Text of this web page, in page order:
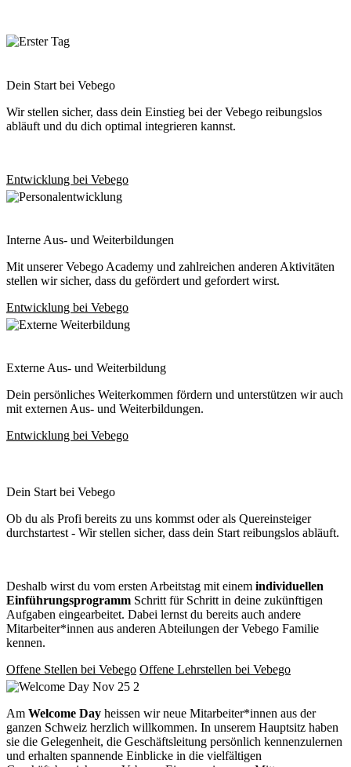
Dein Start bei Vebego
Wir stellen sicher, dass dein Einstieg bei der Vebego reibungslos
abläuft und du dich optimal integrieren kannst.
Entwicklung bei Vebego
Interne Aus- und Weiterbildungen
Mit unserer Vebego Academy und zahlreichen anderen Aktivitäten
stellen wir sicher, dass du gefördert und gefordert wirst.
Entwicklung bei Vebego
Externe Aus- und Weiterbildung
Dein persönliches Weiterkommen fördern und unterstützen wir auch
mit externen Aus- und Weiterbildungen.
Entwicklung bei Vebego
Dein Start bei Vebego
Ob du als Profi bereits zu uns kommst oder als Quereinsteiger
durchstartest - Wir stellen sicher, dass dein Start reibungslos abläuft.
Deshalb wirst du vom ersten Arbeitstag mit einem individuellen
Einführungsprogramm Schritt für Schritt in deine zukünftigen
Aufgaben eingearbeitet. Dabei lernst du bereits auch andere
Mitarbeiter*innen aus anderen Abteilungen der Vebego Familie
kennen.
Offene Stellen bei Vebego Offene Lehrstellen bei Vebego
Am Welcome Day heissen wir neue Mitarbeiter*innen aus der
ganzen Schweiz herzlich willkommen. In unserem Hauptsitz haben
sie die Gelegenheit, die Geschäftsleitung persönlich kennenzulernen
und erhalten spannende Einblicke in die vielfältigen